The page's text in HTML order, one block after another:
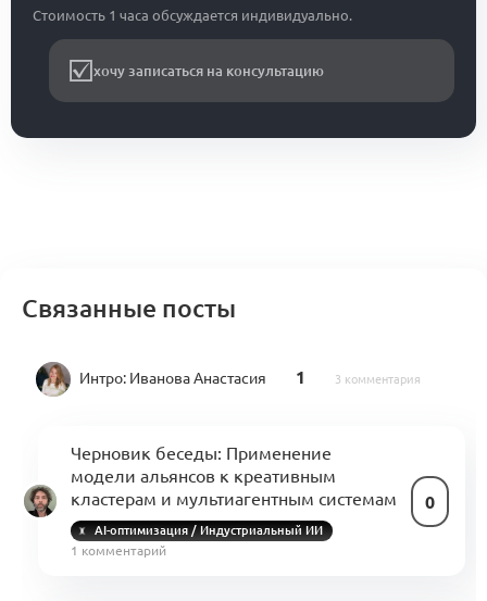
Стоимость 1 часа обсуждается индивидуально.
хочу записаться на консультацию
Связанные посты
Интро: Иванова Анастасия 1 3 комментария
Черновик беседы: Применение
модели альянсов к креативным
кластерам и мультиагентным системам
0
AI-оптимизация / Индустриальный ИИ
1 комментарий